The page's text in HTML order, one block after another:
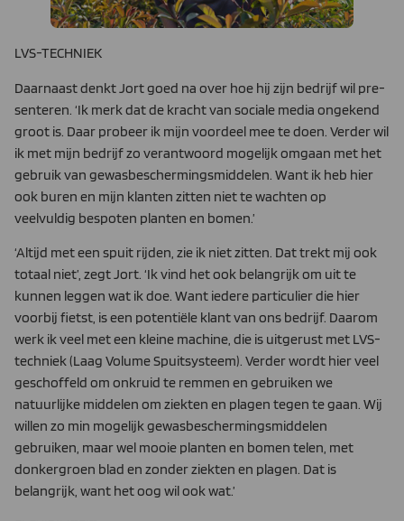
LVS-TECHNIEK
Daarnaast denkt Jort goed na over hoe hij zijn bedrijf wil pre­
senteren. ‘Ik merk dat de kracht van sociale media ongekend
groot is. Daar probeer ik mijn voordeel mee te doen. Verder wil
ik met mijn bedrijf zo verantwoord mogelijk omgaan met het
gebruik van gewasbeschermingsmiddelen. Want ik heb hier
ook buren en mijn klanten zitten niet te wachten op
veelvuldig bespoten planten en bomen.’
‘Altijd met een spuit rijden, zie ik niet zitten. Dat trekt mij ook
to­taal niet’, zegt Jort. ‘Ik vind het ook belangrijk om uit te
kunnen leggen wat ik doe. Want iedere particulier die hier
voorbij fietst, is een potentiële klant van ons bedrijf. Daarom
werk ik veel met een kleine machine, die is uitgerust met LVS-
techniek (Laag Volume Spuitsysteem). Verder wordt hier veel
geschoffeld om onkruid te remmen en gebruiken we
natuurlijke middelen om ziekten en plagen tegen te gaan. Wij
willen zo min mogelijk ge­wasbeschermingsmiddelen
gebruiken, maar wel mooie plan­ten en bomen telen, met
donkergroen blad en zonder ziekten en plagen. Dat is
belangrijk, want het oog wil ook wat.’